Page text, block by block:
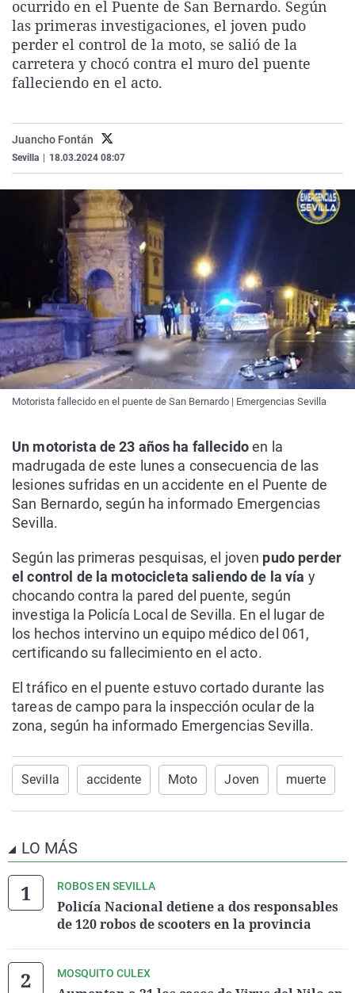
La rosa de los vientos
Gente viajera
Como el perro y el
Caso
Retornados
Equipo de
Extremadura
Galicia
La Rioja
País Vasco
Virales
Televisión
Elecciones
ocurrido en el Puente de San Bernardo. Según
las primeras investigaciones, el joven pudo
perder el control de la moto, se salió de la
carretera y chocó contra el muro del puente
falleciendo en el acto.
Juancho Fontán
Sevilla 18.03.2024 08:07
Motorista fallecido en el puente de San Bernardo | Emergencias Sevilla
Un motorista de 23 años ha fallecidoen la
madrugada de este lunes a consecuencia de las
lesiones sufridas en un accidente en el Puente de
San Bernardo, según ha informado Emergencias
Sevilla.
Según las primeras pesquisas, el joven pudo perder
el control de la motocicleta saliendo de la vía y
chocando contra la pared del puente, según
investiga la Policía Local de Sevilla. En el lugar de
los hechos intervino un equipo médico del 061,
certificando su fallecimiento en el acto.
El tráfico en el puente estuvo cortado durante las
tareas de campo para la inspección ocular de la
zona, según ha informado Emergencias Sevilla.
Sevilla accidente Moto Joven muerte
LO MÁS
ROBOS EN SEVILLA
Policía Nacional detiene a dos responsables
de 120 robos de scooters en la provincia
MOSQUITO CULEX